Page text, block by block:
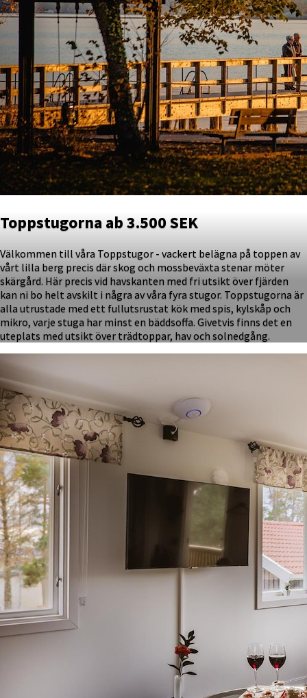
Toppstugorna ab 3.500 SEK
Välkommen till våra Toppstugor - vackert belägna på toppen av
vårt lilla berg precis där skog och mossbeväxta stenar möter
skärgård. Här precis vid havskanten med fri utsikt över fjärden
kan ni bo helt avskilt i några av våra fyra stugor. Toppstugorna är
alla utrustade med ett fullutsrustat kök med spis, kylskåp och
mikro, varje stuga har minst en bäddsoffa. Givetvis finns det en
uteplats med utsikt över trädtoppar, hav och solnedgång.